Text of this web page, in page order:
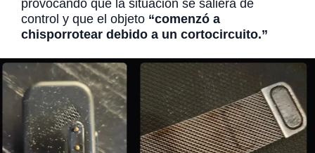
provocando que la situación se saliera de
control y que el objeto “comenzó a
chisporrotear debido a un cortocircuito.”